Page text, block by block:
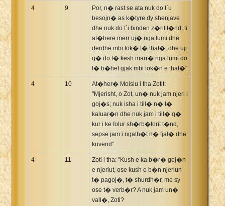
4 9
Por, n� rast se ata nuk do t`u
besojn� as k�tyre dy shenjave
dhe nuk do t`i binden z�rit t�nd, ti
at�here merr uj� nga lumi dhe
derdhe mbi tok� t� that�; dhe uji
q� do t� kesh marr� nga lumi do
t� b�het gjak mbi tok�n e that�".
4 10
At�her� Moisiu i tha Zotit:
"Mjerisht, o Zot, un� nuk jam njeri i
goj�s; nuk isha i till� n� t�
kaluar�n dhe nuk jam i till� q�
kur i ke folur sh�rb�torit t�nd,
sepse jam i ngath�t n� fjal� dhe
kuvend".
4 11
Zoti i tha: "Kush e ka b�r� goj�n
e njeriut, ose kush e b�n njeriun
t� pagoj�, t� shurdh�r, me sy
ose t� verb�r? A nuk jam un�
vall�, Zoti?